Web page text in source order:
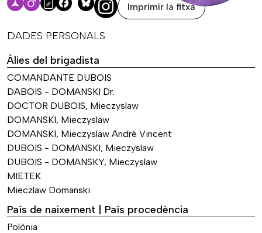
Facebook
Bluesky Imprimir la fitxa
DADES PERSONALS
Àlies del brigadista
COMANDANTE DUBOIS
DABOIS - DOMANSKI Dr.
DOCTOR DUBOIS, Mieczyslaw
DOMANSKI, Mieczyslaw
DOMANSKI, Mieczyslaw André Vincent
DUBOIS - DOMANSKI, Mieczyslaw
DUBOIS - DOMANSKY, Mieczyslaw
MIETEK
Mieczlaw Domanski
País de naixement | País procedència
Polònia